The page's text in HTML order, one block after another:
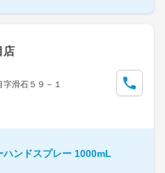
店
滑石５９－１
ハンドスプレー 1000mL